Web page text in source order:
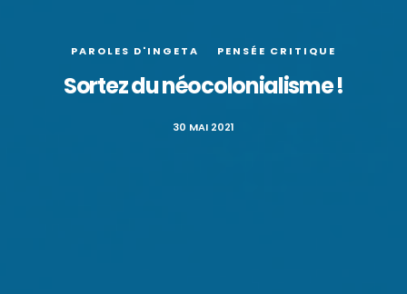
PAROLES D'INGETA PENSÉE CRITIQUE
Sortez du néocolonialisme !
30 MAI 2021